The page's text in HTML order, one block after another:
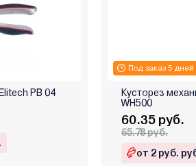
PB 04
Под заказ 5 дней
Кусторез
WH500
60.35 руб.
65.78 руб.
от 2 руб.